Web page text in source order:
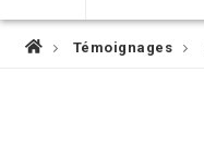
Fil
Témoignages